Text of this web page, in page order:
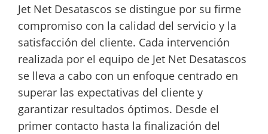
Jet Net Desatascos se distingue por su firme
compromiso con la calidad del servicio y la
satisfacción del cliente. Cada intervención
realizada por el equipo de Jet Net Desatascos
se lleva a cabo con un enfoque centrado en
superar las expectativas del cliente y
garantizar resultados óptimos. Desde el
primer contacto hasta la finalización del